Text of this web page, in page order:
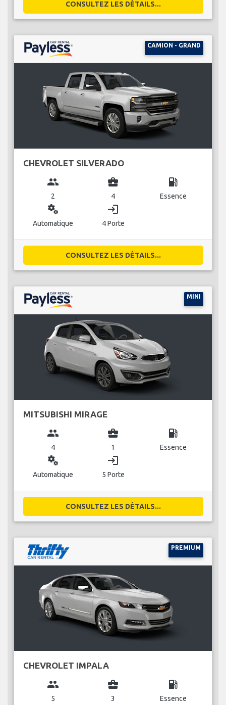
CONSULTEZ LES DÉTAILS...
CAMION - GRAND
CHEVROLET SILVERADO
group
2
business_center
4
local_gas_station
Essence
miscellaneous_services
Automatique
login
4 Porte
CONSULTEZ LES DÉTAILS...
MINI
MITSUBISHI MIRAGE
group
4
business_center
1
local_gas_station
Essence
miscellaneous_services
Automatique
login
5 Porte
CONSULTEZ LES DÉTAILS...
PREMIUM
CHEVROLET IMPALA
group
5
business_center
3
local_gas_station
Essence